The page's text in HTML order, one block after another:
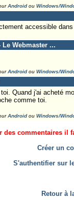
Androidou Windows/
accessible
Le Webmaster ...
Androidou Windows/
Quand j'ai acheté
comme toi.
Androidou Windows/
des commentaires il
Créer un
S'authentifier sur
Retour à